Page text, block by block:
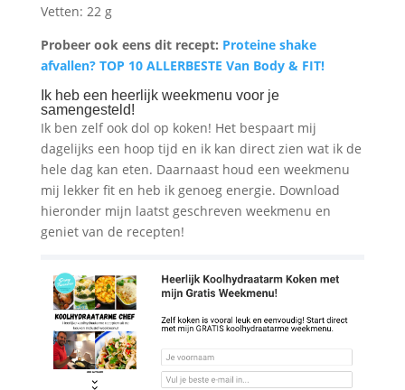
Vetten: 22 g
Probeer ook eens dit recept: Proteine shake
afvallen? TOP 10 ALLERBESTE Van Body & FIT!
Ik heb een heerlijk weekmenu voor je
samengesteld!
Ik ben zelf ook dol op koken! Het bespaart mij
dagelijks een hoop tijd en ik kan direct zien wat ik de
hele dag kan eten. Daarnaast houd een weekmenu
mij lekker fit en heb ik genoeg energie. Download
hieronder mijn laatst geschreven weekmenu en
geniet van de recepten!